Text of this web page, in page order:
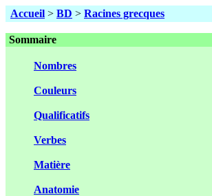
Accueil > BD > Racines grecques
Sommaire
Nombres
Couleurs
Qualificatifs
Verbes
Matière
Anatomie